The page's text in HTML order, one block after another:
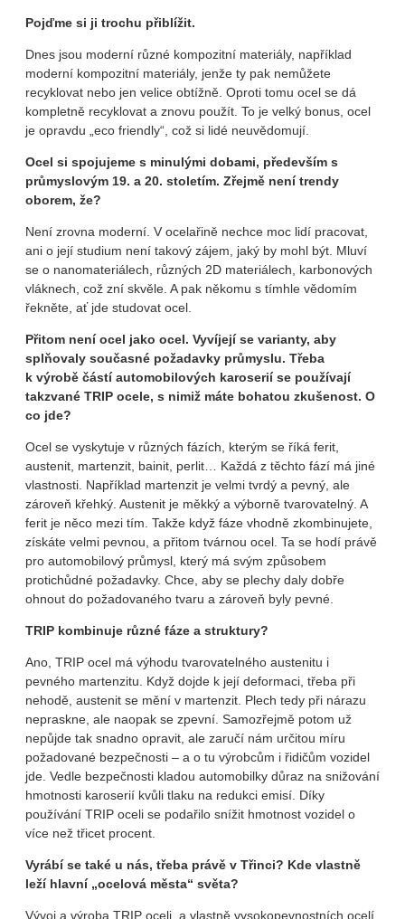
Pojďme si ji trochu přiblížit.
Dnes jsou moderní různé kompozitní materiály, například
moderní kompozitní materiály, jenže ty pak nemůžete
recyklovat nebo jen velice obtížně. Oproti tomu ocel se dá
kompletně recyklovat a znovu použít. To je velký bonus, ocel
je opravdu „eco friendly“, což si lidé neuvědomují.
Ocel si spojujeme s minulými dobami, především s
průmyslovým 19. a 20. stoletím. Zřejmě není trendy
oborem, že?
Není zrovna moderní. V ocelařině nechce moc lidí pracovat,
ani o její studium není takový zájem, jaký by mohl být. Mluví
se o nanomateriálech, různých 2D materiálech, karbonových
vláknech, což zní skvěle. A pak někomu s tímhle vědomím
řekněte, ať jde studovat ocel.
Přitom není ocel jako ocel. Vyvíjejí se varianty, aby
splňovaly současné požadavky průmyslu. Třeba
k výrobě částí automobilových karoserií se používají
takzvané TRIP ocele, s nimiž máte bohatou zkušenost. O
co jde?
Ocel se vyskytuje v různých fázích, kterým se říká ferit,
austenit, martenzit, bainit, perlit… Každá z těchto fází má jiné
vlastnosti. Například martenzit je velmi tvrdý a pevný, ale
zároveň křehký. Austenit je měkký a výborně tvarovatelný. A
ferit je něco mezi tím. Takže když fáze vhodně zkombinujete,
získáte velmi pevnou, a přitom tvárnou ocel. Ta se hodí právě
pro automobilový průmysl, který má svým způsobem
protichůdné požadavky. Chce, aby se plechy daly dobře
ohnout do požadovaného tvaru a zároveň byly pevné.
TRIP kombinuje různé fáze a struktury?
Ano, TRIP ocel má výhodu tvarovatelného austenitu i
pevného martenzitu. Když dojde k její deformaci, třeba při
nehodě, austenit se mění v martenzit. Plech tedy při nárazu
nepraskne, ale naopak se zpevní. Samozřejmě potom už
nepůjde tak snadno opravit, ale zaručí nám určitou míru
požadované bezpečnosti – a o tu výrobcům i řidičům vozidel
jde. Vedle bezpečnosti kladou automobilky důraz na snižování
hmotnosti karoserií kvůli tlaku na redukci emisí. Díky
používání TRIP oceli se podařilo snížit hmotnost vozidel o
více než třicet procent.
Vyrábí se také u nás, třeba právě v Třinci? Kde vlastně
leží hlavní „ocelová města“ světa?
Vývoj a výroba TRIP oceli, a vlastně vysokopevnostních ocelí